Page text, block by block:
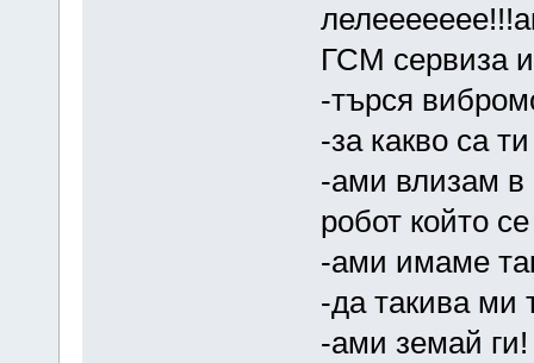
ГСМ сервиза и
-търся
-за какво са ти
-ами влизам в
робот който
-ами имаме
-да такива ми
-ами земай ги!